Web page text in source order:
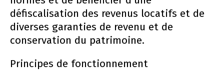
défiscalisation des revenus locatifs et de
diverses garanties de revenu et de
conservation du patrimoine.
Principes de fonctionnement